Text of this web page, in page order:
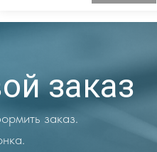
заказ
заказ.